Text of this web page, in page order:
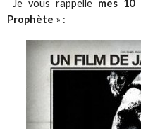
Je vous rappelle mes 10
Prophète » :